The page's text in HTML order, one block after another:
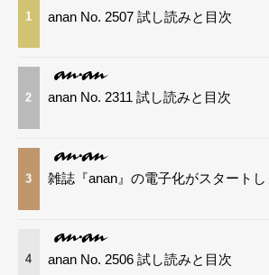
1 anan No. 2507 試し読みと目次
2 anan No. 2311 試し読みと目次
3 雑誌『anan』の電子化がスタートし
4 anan No. 2506 試し読みと目次